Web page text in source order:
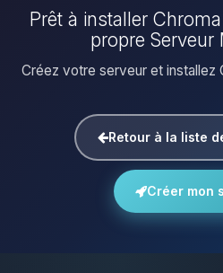
Prêt à installer
propre Serveur
Créez votre serveur et installez
Retour à la liste
Créer mon